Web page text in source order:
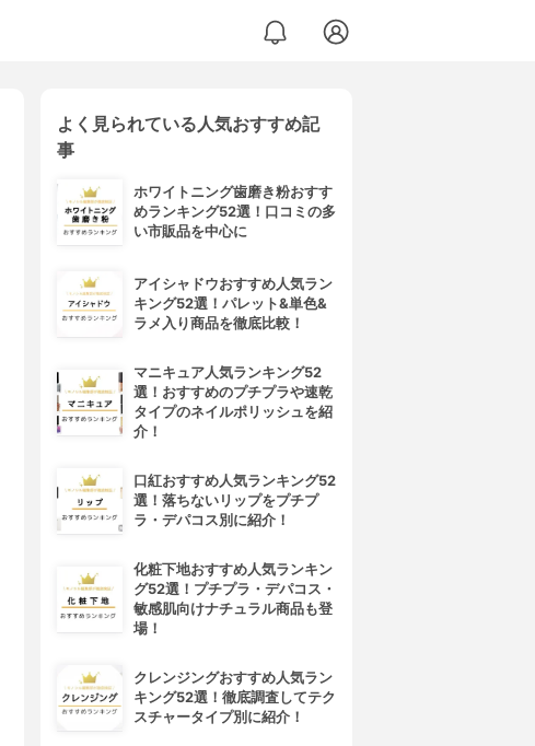
よく見られている人気おすすめ記
事
ホワイトニング歯磨き粉おすす
めランキング52選！口コミの多
い市販品を中心に
アイシャドウおすすめ人気ラン
キング52選！パレット&単色&
ラメ入り商品を徹底比較！
マニキュア人気ランキング52
選！おすすめのプチプラや速乾
タイプのネイルポリッシュを紹
介！
口紅おすすめ人気ランキング52
選！落ちないリップをプチプ
ラ・デパコス別に紹介！
化粧下地おすすめ人気ランキン
グ52選！プチプラ・デパコス・
敏感肌向けナチュラル商品も登
場！
クレンジングおすすめ人気ラン
キング52選！徹底調査してテク
スチャータイプ別に紹介！